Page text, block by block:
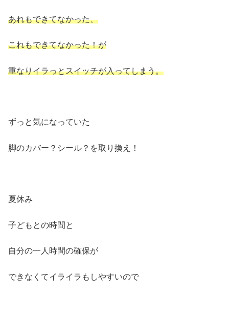
あれもできてなかった、
これもできてなかった！が
重なりイラっとスイッチが入ってしまう。
ずっと気になっていた
脚のカバー？シール？を取り換え！
夏休み
子どもとの時間と
自分の一人時間の確保が
できなくてイライラもしやすいので